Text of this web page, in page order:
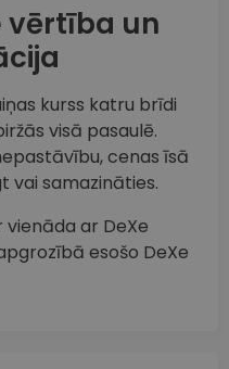
vērtība un
kurss katru brīdi
visā pasaulē.
cenas īsā
vai samazināties.
vienāda ar DeXe
esošo DeXe